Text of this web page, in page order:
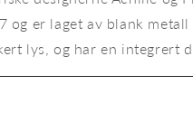
og er laget av blank metall
lys, og har en integrert